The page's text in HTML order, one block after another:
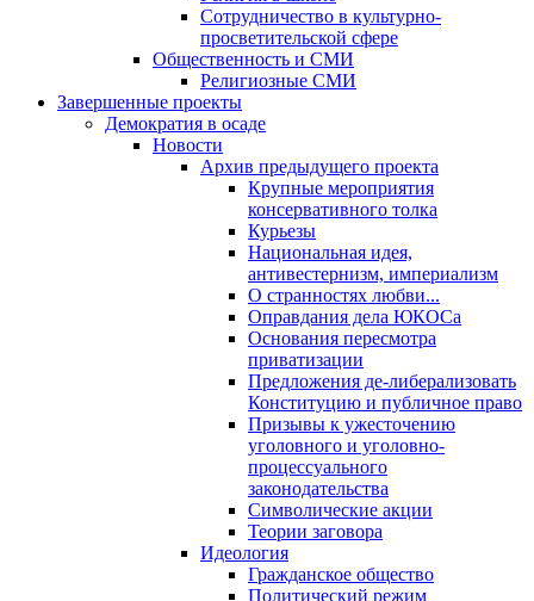
Сотрудничество в культурно-
просветительской сфере
Общественность и СМИ
Религиозные СМИ
Завершенные проекты
Демократия в осаде
Новости
Архив предыдущего проекта
Крупные мероприятия
консервативного толка
Курьезы
Национальная идея,
антивестернизм, империализм
О странностях любви...
Оправдания дела ЮКОСа
Основания пересмотра
приватизации
Предложения де-либерализовать
Конституцию и публичное право
Призывы к ужесточению
уголовного и уголовно-
процессуального
законодательства
Символические акции
Теории заговора
Идеология
Гражданское общество
Политический режим